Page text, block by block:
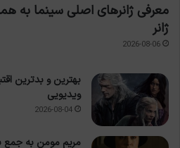
معرفی ژانرهای اصلی سینما به
ژانر
2026-08-06
بهترین و بدترین
ویدیویی
2026-08-04
مریم مومن به جمع